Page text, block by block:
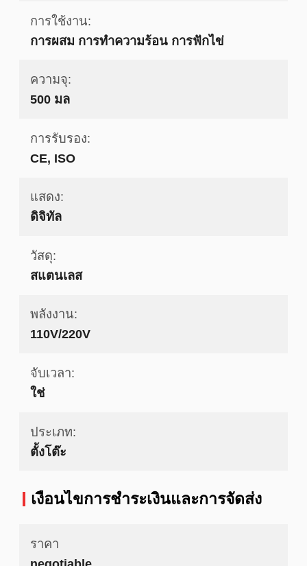
การใช้งาน:
การผสม การทำความร้อน การฟักไข่
ความจุ:
500 มล
การรับรอง:
CE, ISO
แสดง:
ดิจิทัล
วัสดุ:
สแตนเลส
พลังงาน:
110V/220V
จับเวลา:
ใช่
ประเภท:
ตั้งโต๊ะ
เงื่อนไขการชําระเงินและการจัดส่ง
ราคา